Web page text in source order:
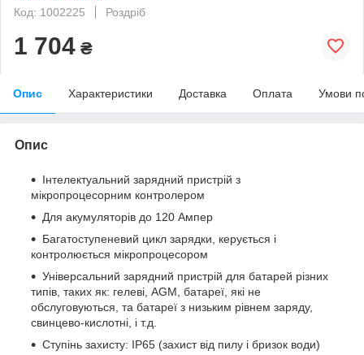
Код: 1002225
Роздріб
1 704 ₴
Опис Характеристики Доставка Оплата Умови
Опис
Інтелектуальний зарядний пристрій з
мікропроцесорним контролером
Для акумуляторів до 120 Ампер
Багатоступеневий цикл зарядки, керується і
контролюється мікропроцесором
Універсальний зарядний пристрій для батарей різних
типів, таких як: гелеві, AGM, батареї, які не
обслуговуються, та батареї з низьким рівнем заряду,
свинцево-кислотні, і т.д.
Ступінь захисту: IP65 (захист від пилу і бризок води)